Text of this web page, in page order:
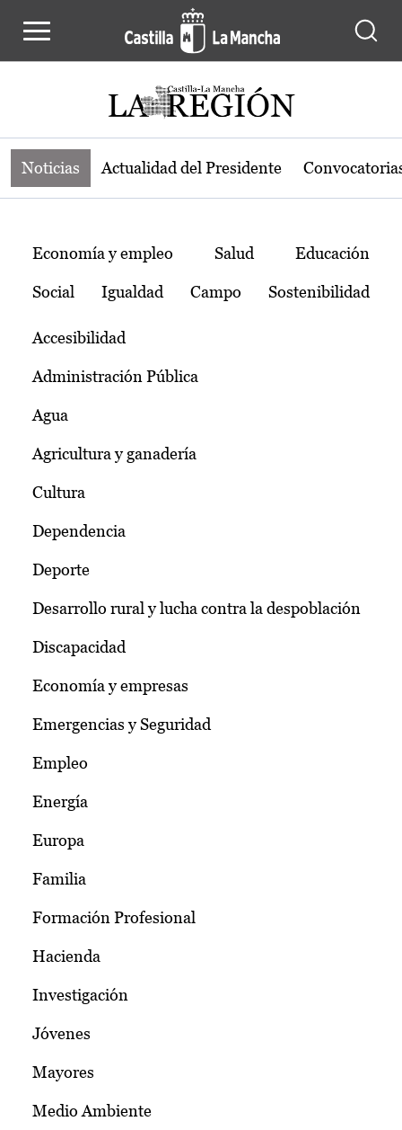
Noticias de la región de Castilla-La
Noticias Actualidad del Presidente
Temas
Economía y empleo Salud Educación
Social Igualdad Campo Sostenibilidad
Accesibilidad
Administración Pública
Agua
Agricultura y ganadería
Cultura
Dependencia
Deporte
Desarrollo rural y lucha contra la despoblación
Discapacidad
Economía y empresas
Emergencias y Seguridad
Empleo
Energía
Europa
Familia
Formación Profesional
Hacienda
Investigación
Jóvenes
Mayores
Medio Ambiente